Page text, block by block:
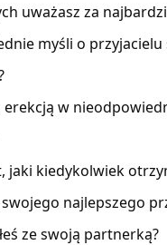
uważasz za
myśli o
erekcją w
kiedykolwiek
najlepszego
ze swoją partnerką?